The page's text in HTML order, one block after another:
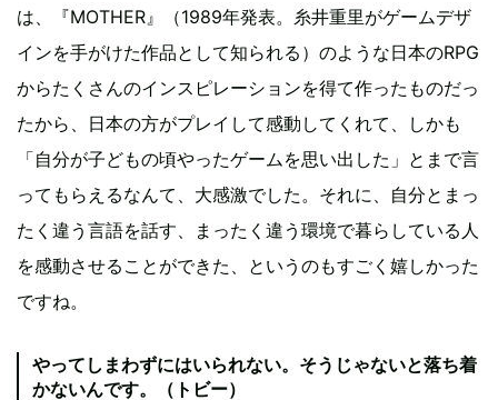
は、『MOTHER』（1989年発表。糸井重里がゲームデザ
インを手がけた作品として知られる）のような日本のRPG
からたくさんのインスピレーションを得て作ったものだっ
たから、日本の方がプレイして感動してくれて、しかも
「自分が子どもの頃やったゲームを思い出した」とまで言
ってもらえるなんて、大感激でした。それに、自分とまっ
たく違う言語を話す、まったく違う環境で暮らしている人
を感動させることができた、というのもすごく嬉しかった
ですね。
やってしまわずにはいられない。そうじゃないと落ち着
かないんです。（トビー）